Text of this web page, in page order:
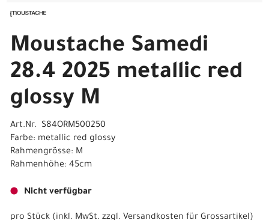
Moustache Samedi
28.4 2025 metallic red
glossy M
Art.Nr. S84ORM500250
Farbe: metallic red glossy
Rahmengrösse: M
Rahmenhöhe: 45cm
Nicht verfügbar
pro Stück (inkl. MwSt. zzgl. Versandkosten für Grossartikel)